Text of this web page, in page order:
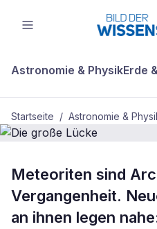
Astronomie & PhysikErde
Startseite / Astronomie &
ASTRONOMIE &
Die große Lücke
Meteoriten sind
Vergangenheit.
an ihnen legen